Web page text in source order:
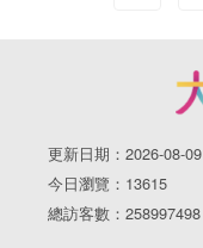
更新日期：2026-08-09
今日瀏覽：13615
總訪客數：258997498